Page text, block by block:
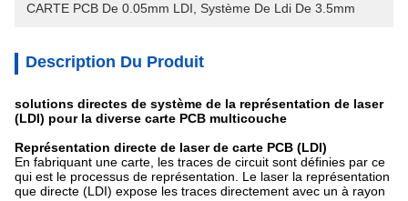
CARTE PCB De 0.05mm LDI
Système De Ldi De 3.5mm
Description Du Produit
solutions directes de système de la représentation de laser
(LDI) pour la diverse carte PCB multicouche
Représentation directe de laser de carte PCB (LDI)
En fabriquant une carte, les traces de circuit sont définies par ce
qui est le processus de représentation. Le laser la représentation
que directe (LDI) expose les traces directement avec un à rayon